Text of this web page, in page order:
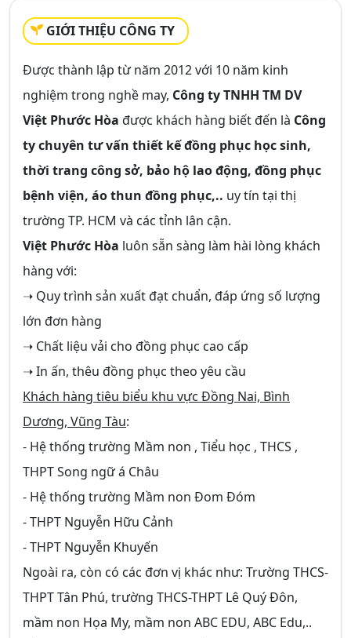
GIỚI THIỆU CÔNG TY
Được thành lập từ năm 2012 với 10 năm kinh
nghiệm trong nghề may, Công ty TNHH TM DV
Việt Phước Hòa được khách hàng biết đến là Công
ty chuyên tư vấn thiết kế đồng phục học sinh,
thời trang công sở, bảo hộ lao động, đồng phục
bệnh viện, áo thun đồng phục,.. uy tín tại thị
trường TP. HCM và các tỉnh lân cận.
Việt Phước Hòa luôn sẵn sàng làm hài lòng khách
hàng với:
➝ Quy trình sản xuất đạt chuẩn, đáp ứng số lượng
lớn đơn hàng
➝ Chất liệu vải cho đồng phục cao cấp
➝ In ấn, thêu đồng phục theo yêu cầu
Khách hàng tiêu biểu khu vực Đồng Nai, Bình
Dương, Vũng Tàu:
- Hệ thống trường Mầm non , Tiểu học , THCS ,
THPT Song ngữ á Châu
- Hệ thống trường Mầm non Đom Đóm
- THPT Nguyễn Hữu Cảnh
- THPT Nguyễn Khuyến
Ngoài ra, còn có các đơn vị khác như: Trường THCS-
THPT Tân Phú, trường THCS-THPT Lê Quý Đôn,
mầm non Họa My, mầm non ABC EDU, ABC Edu,..